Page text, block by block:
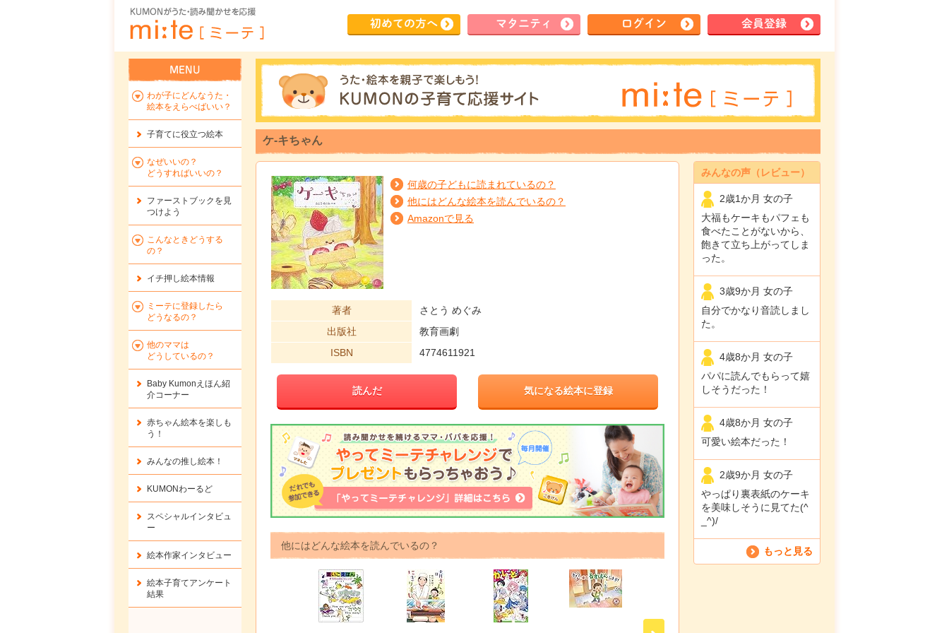
初めての方へ マタ ニティ ログイン 会員登録
ケ-キちゃん
みんなの声（レビュー）
2歳1か月 女の子
大福もケーキもパフェも
食べたことがないから、
飽きて立ち上がってしま
った。
3歳9か月 女の子
自分でかなり音読しまし
た。
4歳8か月 女の子
パパに読んでもらって嬉
しそうだった！
4歳8か月 女の子
可愛い絵本だった！
2歳9か月 女の子
やっぱり裏表紙のケーキ
を美味しそうに見てた(^
_^)/
もっと見る
何歳の子どもに読まれているの？
他にはどんな絵本を読んでいるの？
Amazonで見る
著者
さとう めぐみ
出版社
教育画劇
ISBN
4774611921
読んだ 気になる絵本に登録
他にはどんな絵本を読んでいるの？
わが子にどんなうた・
絵本をえらべばいい？
子育てに役立つ絵本
なぜいいの？
どうすればいいの？
ファーストブックを 見
つけよう
こんなときどうする
の？
イチ押し絵本情報
ミーテに登録したら
どうなるの？
他のママは
どうしているの？
Baby Kumonえほん紹
介コーナー
赤ちゃん絵本を楽しも
う！
みんなの推し絵本！
KUMONわーるど
スペシャルインタビュ
ー
絵本作家インタビュー
絵本子育てアンケート
結果